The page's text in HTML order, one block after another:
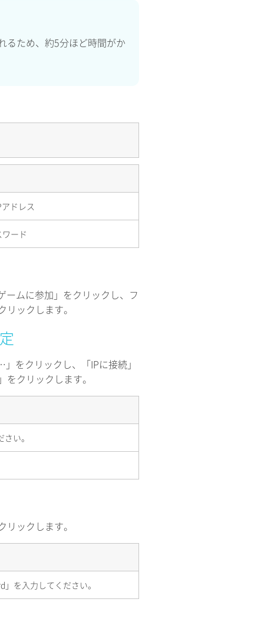
るため、約5分ほど時間がか
ドレス
ード
ームに参加」をクリックし、フ
ックします。
をクリックし、「IPに接続」
クリックします。
い。
ックします。
を入力してください。